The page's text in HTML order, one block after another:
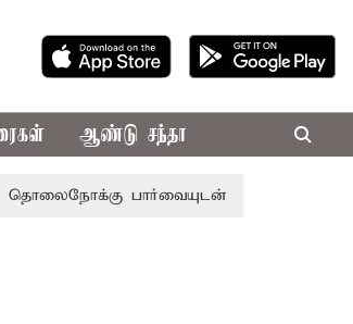
ஆண்டு சந்தா
பார்வையுடன் கூடிய வேளாண்